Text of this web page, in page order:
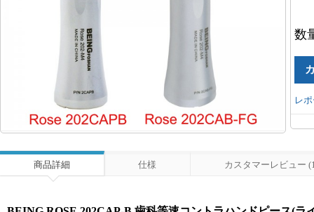
数
レ
商品詳細 仕様 カスタマーレビュー